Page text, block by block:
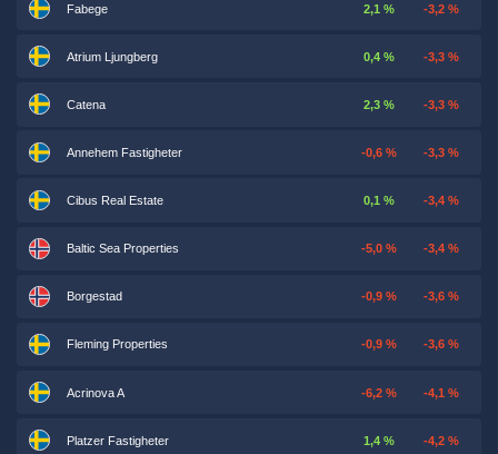
Fabege 2,1 % -3,2 %
Atrium Ljungberg 0,4 % -3,3 %
Catena 2,3 % -3,3 %
Annehem Fastigheter -0,6 % -3,3 %
Cibus Real Estate 0,1 % -3,4 %
Baltic Sea Properties -5,0 % -3,4 %
Borgestad -0,9 % -3,6 %
Fleming Properties -0,9 % -3,6 %
Acrinova A -6,2 % -4,1 %
Platzer Fastigheter 1,4 % -4,2 %